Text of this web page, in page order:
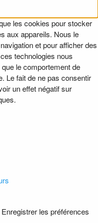
les cookies pour stocker
aux appareils. Nous le
et pour afficher des
technologies nous
le comportement de
Le fait de ne pas consentir
un effet négatif sur
Enregistrer les préférences